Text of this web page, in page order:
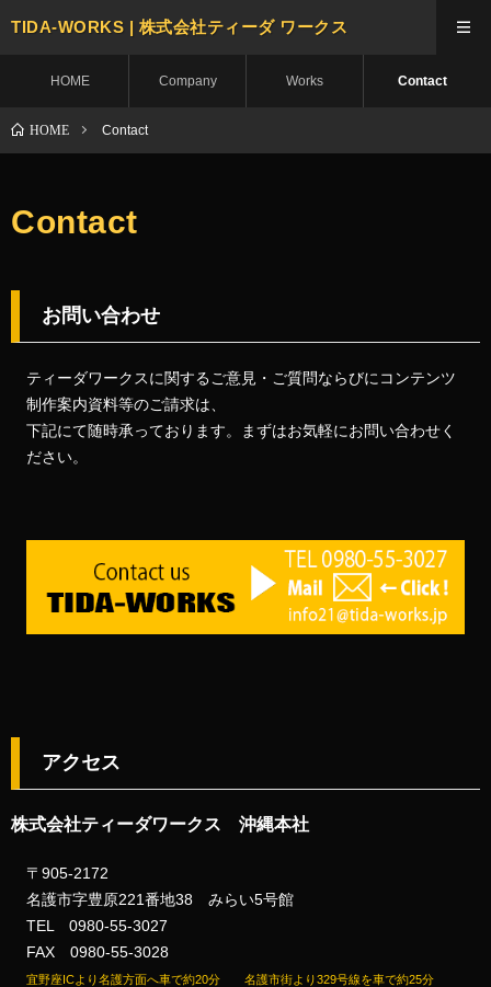
TIDA-WORKS | 株式会社ティーダ ワークス
HOME Company Works Contact
HOME Contact
Contact
お問い合わせ
ティーダワークスに関するご意見・ご質問ならびにコンテンツ
制作案内資料等のご請求は、
下記にて随時承っております。まずはお気軽にお問い合わせく
ださい。
アクセス
株式会社ティーダワークス 沖縄本社
〒905-2172
名護市字豊原221番地38 みらい5号館
TEL 0980-55-3027
FAX 0980-55-3028
宜野座ICより名護方面へ車で約20分 名護市街より329号線を車で約25分